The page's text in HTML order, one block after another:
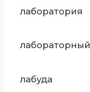
лаборатория
лабораторный
лабуда